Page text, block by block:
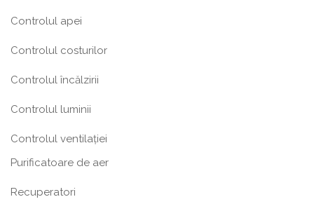
Controlul apei
Controlul costurilor
Controlul încălzirii
Controlul luminii
Controlul ventilației
Purificatoare de aer
Recuperatori